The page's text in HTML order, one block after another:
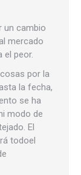
un cambio
mercado
el peor.
por la
la fecha,
se ha
modo de
El
todoel